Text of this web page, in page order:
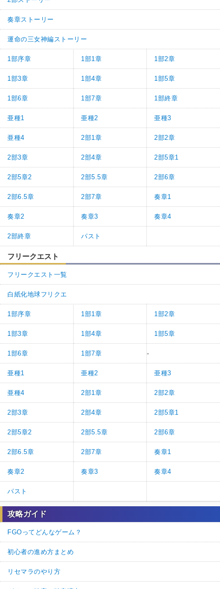
奏章ストーリー
運命の三女神編ストーリー
1部序章 1部1章 1部2章
1部3章 1部4章 1部5章
1部6章 1部7章 1部終章
亜種1 亜種2 亜種3
亜種4 2部1章 2部2章
2部3章 2部4章 2部5章1
2部5章2 2部5.5章 2部6章
2部6.5章 2部7章 奏章1
奏章2 奏章3 奏章4
2部終章 パスト
フリークエスト
フリークエスト一覧
白紙化地球フリクエ
1部序章 1部1章 1部2章
1部3章 1部4章 1部5章
1部6章 1部7章 -
亜種1 亜種2 亜種3
亜種4 2部1章 2部2章
2部3章 2部4章 2部5章1
2部5章2 2部5.5章 2部6章
2部6.5章 2部7章 奏章1
奏章2 奏章3 奏章4
パスト
攻略ガイド
FGOってどんなゲーム？
初心者の進め方まとめ
リセマラのやり方